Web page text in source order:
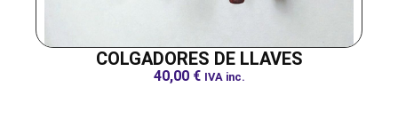
COLGADORES DE LLAVES
40,00 € IVA inc.